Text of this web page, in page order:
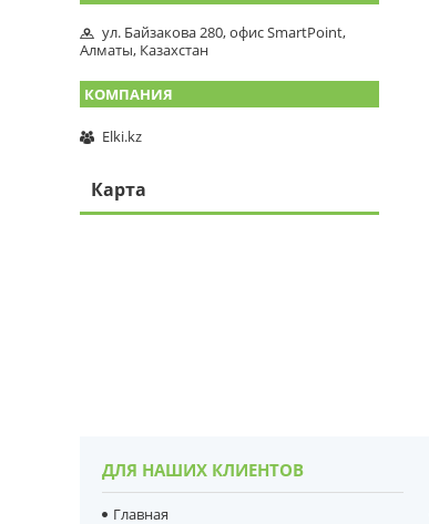
ул. Байзакова 280, офис SmartPoint,
Алматы, Казахстан
Elki.kz
Карта
ДЛЯ НАШИХ КЛИЕНТОВ
Главная